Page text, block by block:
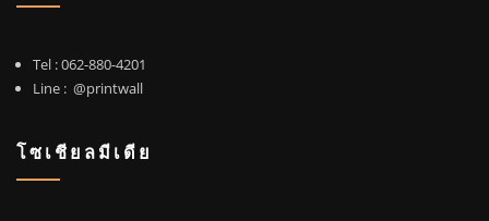
Tel :062-880-4201
Line : @printwall
โซเชียลมีเดีย